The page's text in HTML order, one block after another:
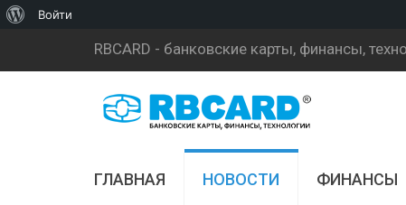
RBCARD - банковские карты, финансы,
ГЛАВНАЯ НОВОСТИ ФИНАНСЫ
Войти